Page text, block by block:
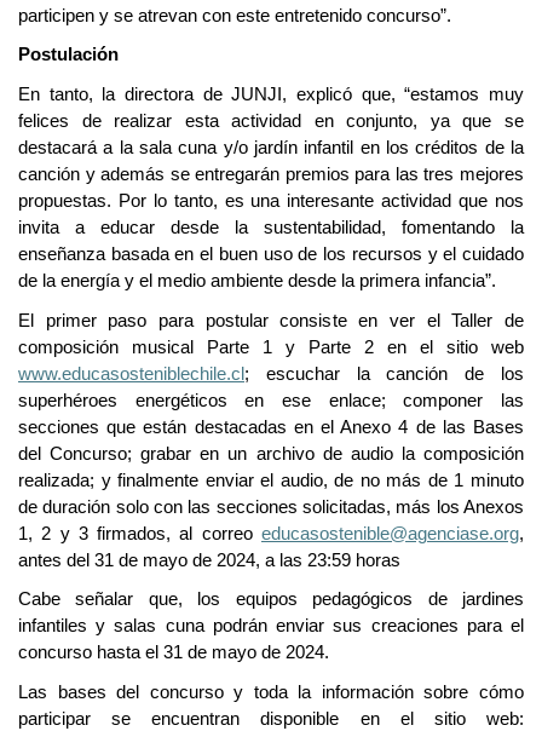
participen y se atrevan con este entretenido concurso”.
Postulación
En tanto, la directora de JUNJI, explicó que, “estamos muy
felices de realizar esta actividad en conjunto, ya que se
destacará a la sala cuna y/o jardín infantil en los créditos de la
canción y además se entregarán premios para las tres mejores
propuestas. Por lo tanto, es una interesante actividad que nos
invita a educar desde la sustentabilidad, fomentando la
enseñanza basada en el buen uso de los recursos y el cuidado
de la energía y el medio ambiente desde la primera infancia”.
El primer paso para postular consiste en ver el Taller de
composición musical Parte 1 y Parte 2 en el sitio web
www.educasosteniblechile.cl ; escuchar la canción de los
superhéroes energéticos en ese enlace; componer las
secciones que están destacadas en el Anexo 4 de las Bases
del Concurso; grabar en un archivo de audio la composición
realizada; y finalmente enviar el audio, de no más de 1 minuto
de duración solo con las secciones solicitadas, más los Anexos
1, 2 y 3 firmados, al correo educasostenible@agenciase.org,
antes del 31 de mayo de 2024, a las 23:59 horas
Cabe señalar que, los equipos pedagógicos de jardines
infantiles y salas cuna podrán enviar sus creaciones para el
concurso hasta el 31 de mayo de 2024.
Las bases del concurso y toda la información sobre cómo
participar se encuentran disponible en el sitio web: